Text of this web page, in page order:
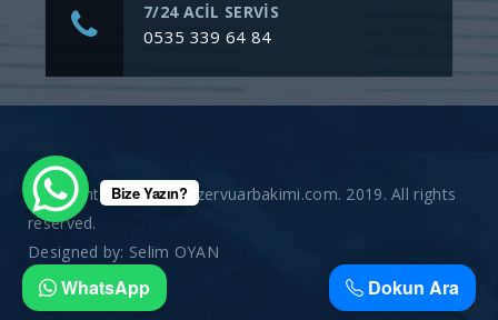
7/24 ACİL SERVİS
0535 339 64 84
Copyright © gommerezervuarbakimi.com. 2019. All rights
reserved.
Designed by: Selim OYAN
Dokun Ara
WhatsApp
Bize Yazın?